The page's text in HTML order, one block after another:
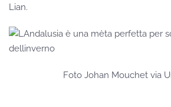
Lian.
Foto Johan Mouchet via